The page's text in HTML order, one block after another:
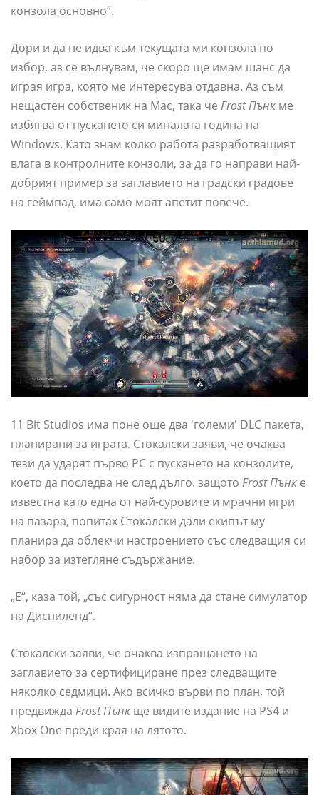
конзола основно“.
Дори и да не идва към текущата ми конзола по
избор, аз се вълнувам, че скоро ще имам шанс да
играя игра, която ме интересува отдавна. Аз съм
нещастен собственик на Mac, така че Frost Пънк ме
избягва от пускането си миналата година на
Windows. Като знам колко работа разработващият
влага в контролните конзоли, за да го направи най-
добрият пример за заглавието на градски градове
на геймпад, има само моят апетит повече.
11 Bit Studios има поне още два 'големи' DLC пакета,
планирани за играта. Стокалски заяви, че очаква
тези да ударят първо PC с пускането на конзолите,
което да последва не след дълго. защото Frost Пънк е
известна като една от най-суровите и мрачни игри
на пазара, попитах Стокалски дали екипът му
планира да облекчи настроението със следващия си
набор за изтегляне съдържание.
„Е“, каза той, „със сигурност няма да стане симулатор
на Дисниленд“.
Стокалски заяви, че очаква изпращането на
заглавието за сертифициране през следващите
няколко седмици. Ако всичко върви по план, той
предвижда Frost Пънк ще видите издание на PS4 и
Xbox One преди края на лятото.